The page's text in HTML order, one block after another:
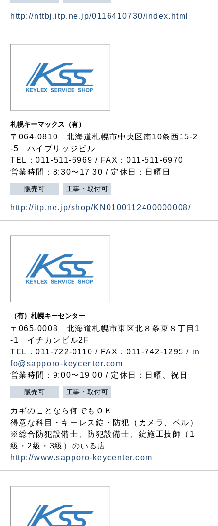
http://nttbj.itp.ne.jp/0116410730/index.html
札幌キーマックス（有）
〒064-0810 北海道札幌市中央区南10条西15-2
-5 ハイブリッジビル
TEL：011-511-6969 / FAX：011-511-6970
営業時間：8:30〜17:30 / 定休日：日曜日
販売可 工事・取付可
http://itp.ne.jp/shop/KN0100112400000008/
（有）札幌キーセンター
〒065-0008 北海道札幌市東区北８条東８丁目1
-1 イチカンビル2F
TEL：011-722-0110 / FAX：011-742-1295 / in
fo@sapporo-keycenter.com
営業時間：9:00〜19:00 / 定休日：日曜、祝日
販売可 工事・取付可
カギのことなら何でもＯＫ
得意な科目・キーレス錠・防犯（カメラ、ベル）
※総合防犯設備士、防犯設備士、錠施工技師（1
級・2級・3級）のいる店
http://www.sapporo-keycenter.com